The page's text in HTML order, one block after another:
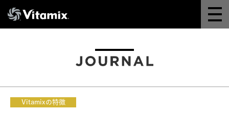
オンラインストア
Vitamixの特徴